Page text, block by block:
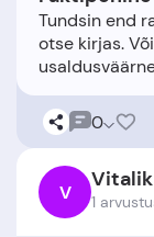
Tundsin end
otse kirjas.
0
V Vitalik
1